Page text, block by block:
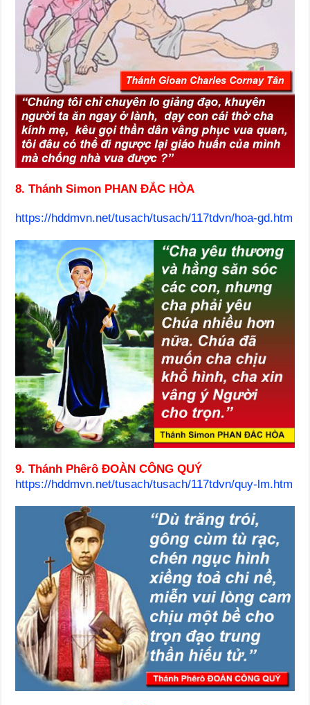
8. Thánh Simon PHAN ĐẮC HÒA
https://hddmvn.net/tusach/tusach/117tdvn/hoa-gd.htm
9. Thánh Phêrô ĐOÀN CÔNG QUÝ
https://hddmvn.net/tusach/tusach/117tdvn/quy-lm.htm